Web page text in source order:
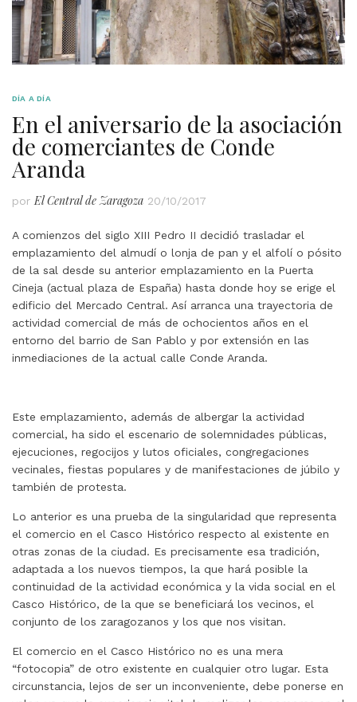
DÍA A DÍA
En el aniversario de la asociación
de comerciantes de Conde
Aranda
por El Central de Zaragoza 20/10/2017
A comienzos del siglo XIII Pedro II decidió trasladar el
emplazamiento del almudí o lonja de pan y el alfolí o pósito
de la sal desde su anterior emplazamiento en la Puerta
Cineja (actual plaza de España) hasta donde hoy se erige el
edificio del Mercado Central. Así arranca una trayectoria de
actividad comercial de más de ochocientos años en el
entorno del barrio de San Pablo y por extensión en las
inmediaciones de la actual calle Conde Aranda.
Este emplazamiento, además de albergar la actividad
comercial, ha sido el escenario de solemnidades públicas,
ejecuciones, regocijos y lutos oficiales, congregaciones
vecinales, fiestas populares y de manifestaciones de júbilo y
también de protesta.
Lo anterior es una prueba de la singularidad que representa
el comercio en el Casco Histórico respecto al existente en
otras zonas de la ciudad. Es precisamente esa tradición,
adaptada a los nuevos tiempos, la que hará posible la
continuidad de la actividad económica y la vida social en el
Casco Histórico, de la que se beneficiará los vecinos, el
conjunto de los zaragozanos y los que nos visitan.
El comercio en el Casco Histórico no es una mera
“fotocopia” de otro existente en cualquier otro lugar. Esta
circunstancia, lejos de ser un inconveniente, debe ponerse en